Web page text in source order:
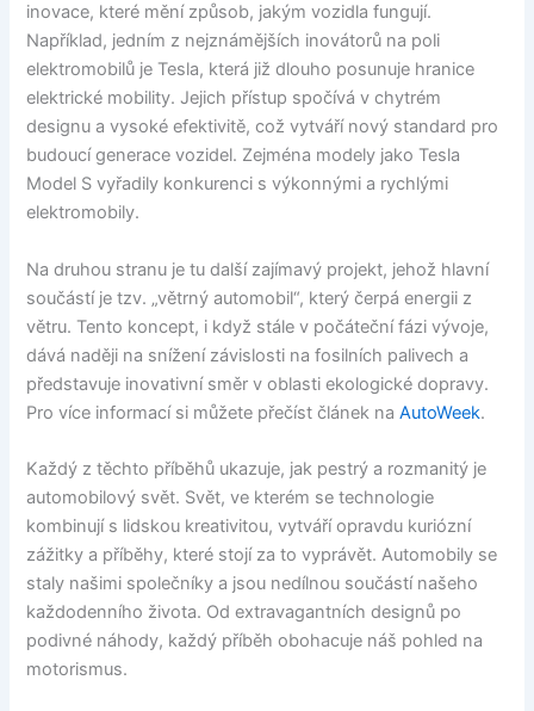
inovace, které mění způsob, jakým vozidla fungují.
Například, jedním z nejznámějších inovátorů na poli
elektromobilů je Tesla, která již dlouho posunuje hranice
elektrické mobility. Jejich přístup spočívá v chytrém
designu a vysoké efektivitě, což vytváří nový standard pro
budoucí generace vozidel. Zejména modely jako Tesla
Model S vyřadily konkurenci s výkonnými a rychlými
elektromobily.
Na druhou stranu je tu další zajímavý projekt, jehož hlavní
součástí je tzv. „větrný automobil“, který čerpá energii z
větru. Tento koncept, i když stále v počáteční fázi vývoje,
dává naději na snížení závislosti na fosilních palivech a
představuje inovativní směr v oblasti ekologické dopravy.
Pro více informací si můžete přečíst článek naAutoWeek.
Každý z těchto příběhů ukazuje, jak pestrý a rozmanitý je
automobilový svět. Svět, ve kterém se technologie
kombinují s lidskou kreativitou, vytváří opravdu kuriózní
zážitky a příběhy, které stojí za to vyprávět. Automobily se
staly našimi společníky a jsou nedílnou součástí našeho
každodenního života. Od extravagantních designů po
podivné náhody, každý příběh obohacuje náš pohled na
motorismus.